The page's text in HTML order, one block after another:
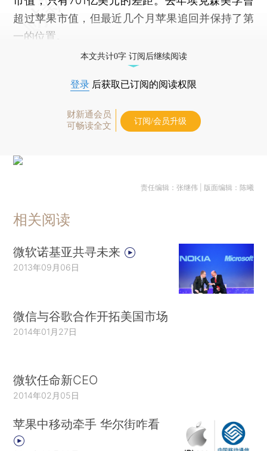
超过苹果市值，但最近几个月苹果追回并保持了第
一的位置。
本文共计0字 订阅后继续阅读
登录 后获取已订阅的阅读权限
财新通会员
可畅读全文
订阅/会员升级
责任编辑：张继伟 | 版面编辑：陈曦
相关阅读
微软诺基亚共寻未来
2013年09月06日
微信与谷歌合作开拓美国市场
2014年01月27日
微软任命新CEO
2014年02月05日
苹果中移动牵手 华尔街咋看